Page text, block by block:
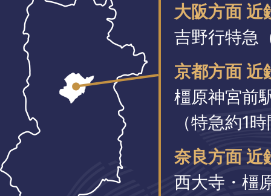
大阪方面
吉野行特急
京都方面 近
橿原神宮前
（特急約1
奈良方面 近
西大寺・橿